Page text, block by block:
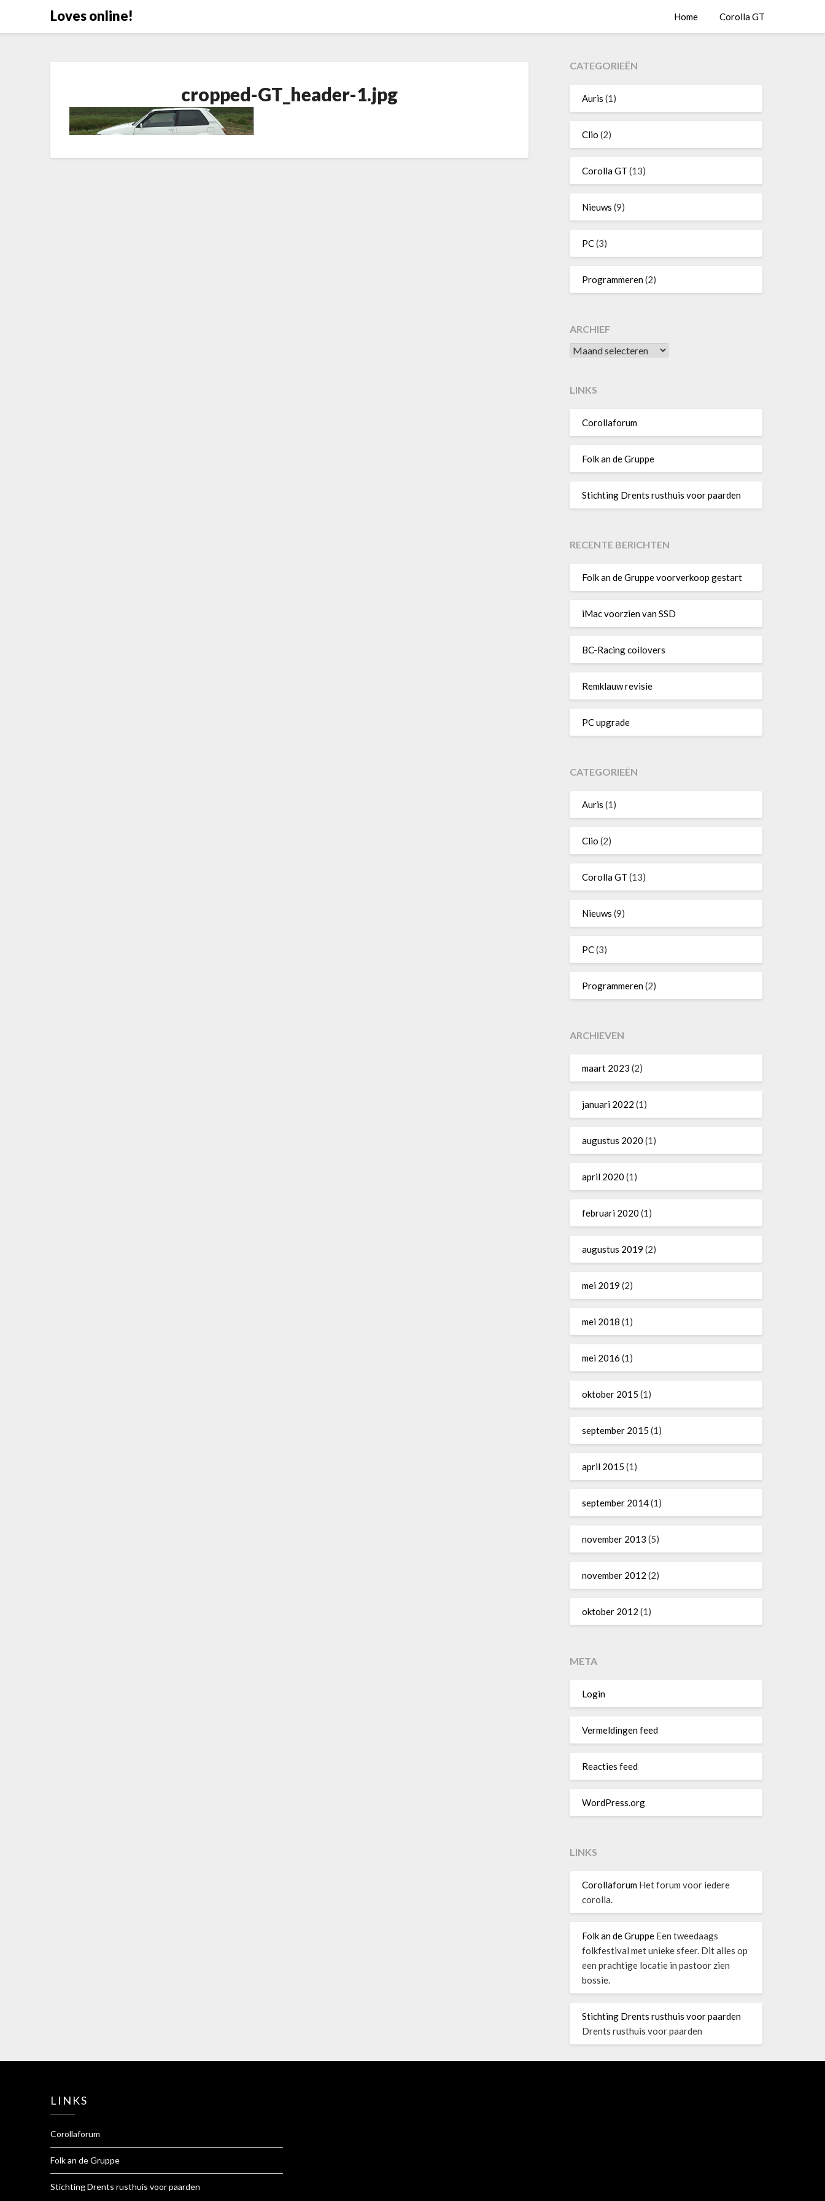
Loves online! Home Corolla GT
cropped-GT_header-1.jpg
CATEGORIEËN
Auris (1)
Clio (2)
Corolla GT (13)
Nieuws (9)
PC(3)
Programmeren(2)
ARCHIEF
Archief
LINKS
Corollaforum
Folk an de Gruppe
Stichting Drents rusthuis voor paarden
RECENTE BERICHTEN
Folk an de Gruppe voorverkoop gestart
iMac voorzien van SSD
BC-Racing coilovers
Remklauw revisie
PC upgrade
CATEGORIEËN
Auris (1)
Clio (2)
Corolla GT (13)
Nieuws (9)
PC(3)
Programmeren(2)
ARCHIEVEN
maart 2023 (2)
januari 2022 (1)
augustus 2020 (1)
april 2020 (1)
februari 2020 (1)
augustus 2019 (2)
mei 2019 (2)
mei 2018 (1)
mei 2016 (1)
oktober 2015 (1)
september 2015 (1)
april 2015 (1)
september 2014(1)
november 2013 (5)
november 2012 (2)
oktober 2012 (1)
META
Login
Vermeldingen feed
Reacties feed
WordPress.org
LINKS
CorollaforumHet forum voor iedere
corolla.
Folk an de GruppeEen tweedaags
folkfestival met unieke sfeer. Dit alles op
een prachtige locatie in pastoor zien
bossie.
Stichting Drents rusthuis voor paarden
Drents rusthuis voor paarden
LINKS
Corollaforum
Folk an de Gruppe
Stichting Drents rusthuis voor paarden